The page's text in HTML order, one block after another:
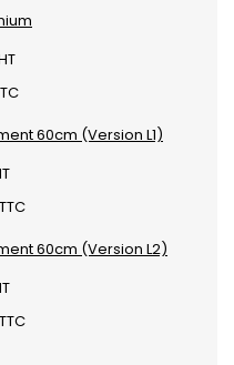
60cm (Version L1)
60cm (Version L2)